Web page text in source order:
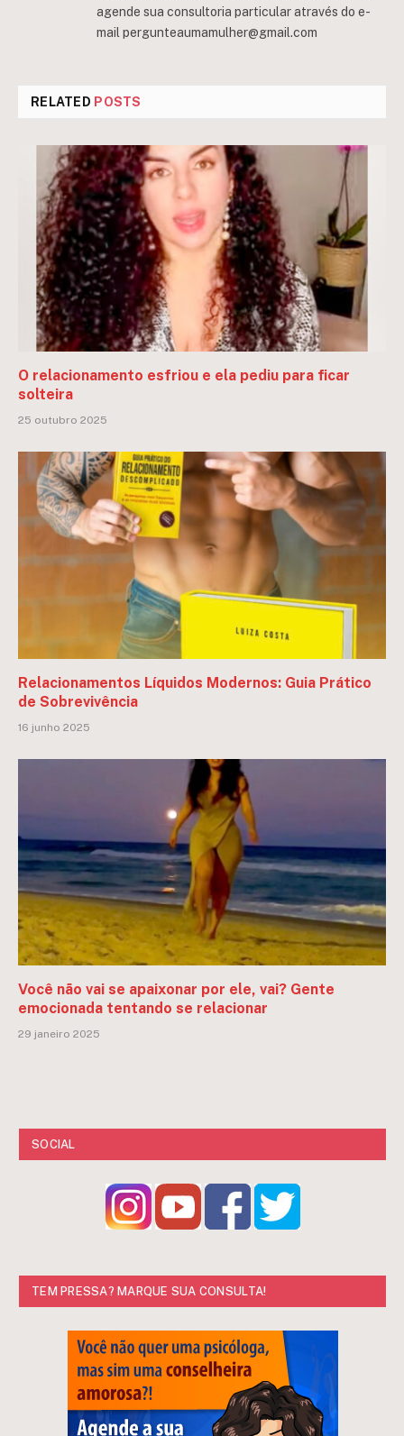
agende sua consultoria particular através do e-
mail pergunteaumamulher@gmail.com
RELATED POSTS
O relacionamento esfriou e ela pediu para ficar
solteira
25 outubro 2025
Relacionamentos Líquidos Modernos: Guia Prático
de Sobrevivência
16 junho 2025
Você não vai se apaixonar por ele, vai? Gente
emocionada tentando se relacionar
29 janeiro 2025
SOCIAL
TEM PRESSA? MARQUE SUA CONSULTA!